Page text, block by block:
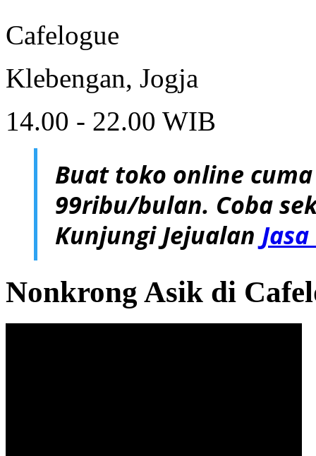
Cafelogue
Klebengan, Jogja
14.00 - 22.00 WIB
Buat toko online
99ribu/bulan. Coba
Kunjungi Jejualan
Nonkrong Asik di